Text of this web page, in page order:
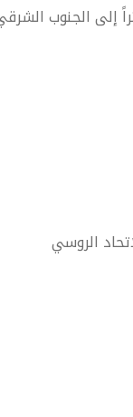
على بعد 30 كيلومتراً إلى الجنوب
الروسي